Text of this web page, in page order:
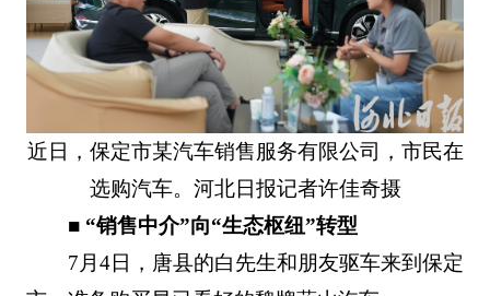
近日，保定市某汽车销售服务有限公司，市民在
选购汽车。河北日报记者许佳奇摄
■ “销售中介”向“生态枢纽”转型
7月4日，唐县的白先生和朋友驱车来到保定